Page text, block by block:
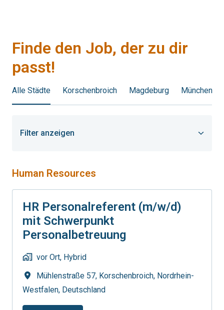
Finde den Job, der zu dir
passt!
Alle Städte Korschenbroich Magdeburg München
Filter anzeigen
Human Resources
HR Personalreferent (m/w/d)
mit Schwerpunkt
Personalbetreuung
vor Ort, Hybrid
Mühlenstraße 57, Korschenbroich, Nordrhein-
Westfalen, Deutschland